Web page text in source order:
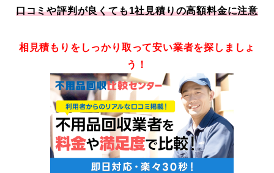
口コミや評判が良くても1社見積りの高額料金に注意
相見積もりをしっかり取って安い業者を探しましょ
う！